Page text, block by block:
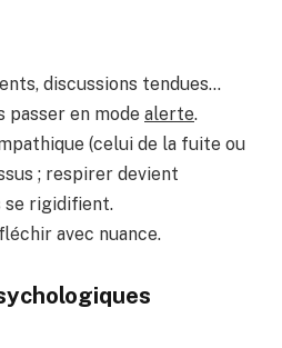
discussions tendues…
passer en mode alerte.
(celui de la fuite ou
; respirer devient
se rigidifient.
avec nuance.